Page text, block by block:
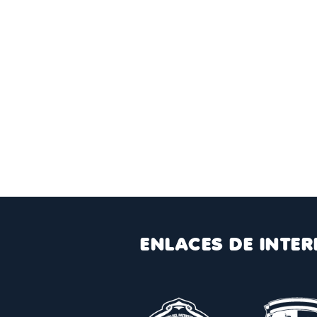
ENLACES DE